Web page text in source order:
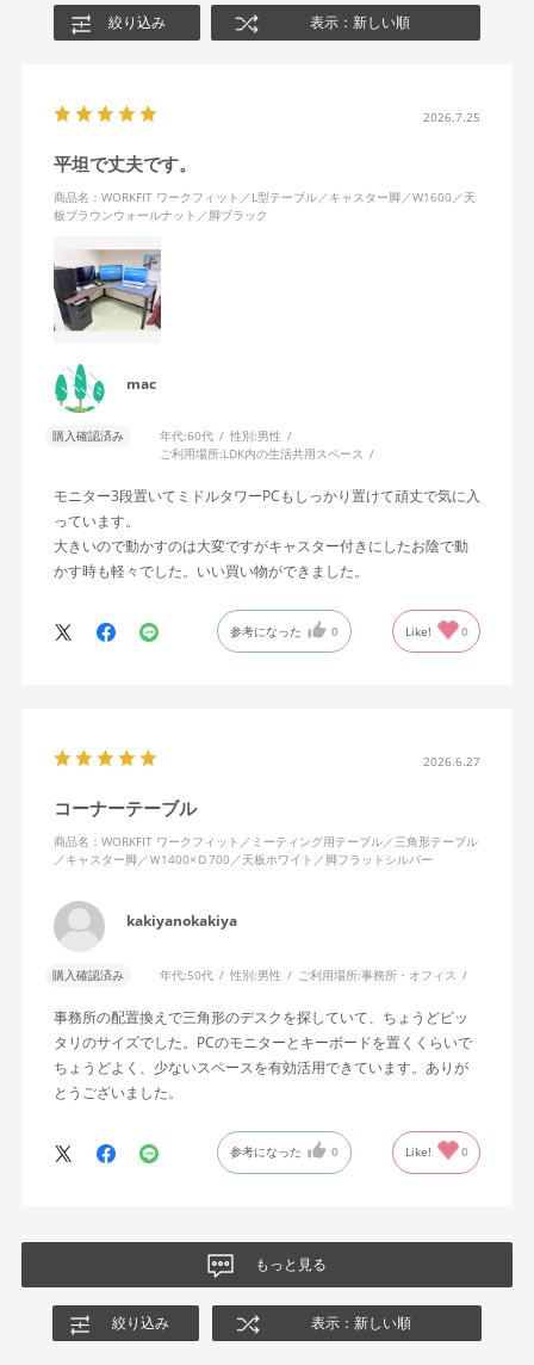
絞り込み 表示：新しい順
2026.7.25
平坦で丈夫です。
商品名：WORKFIT ワークフィット／L型テーブル／キャスター脚／W1600／天
板ブラウンウォールナット／脚ブラック
mac
購入確認済み 年代:60代 性別:男性
ご利用場所:LDK内の生活共用スペース
モニター3段置いてミドルタワーPCもしっかり置けて頑丈で気に入
っています。
大きいので動かすのは大変ですがキャスター付きにしたお陰で動
かす時も軽々でした。いい買い物ができました。
参考になった 0 Like! 0
2026.6.27
コーナーテーブル
商品名：WORKFIT ワークフィット／ミーティング用テーブル／三角形テーブル
／キャスター脚／Ｗ1400×Ｄ700／天板ホワイト／脚フラットシルバー
kakiyanokakiya
購入確認済み 年代:50代 性別:男性 ご利用場所:事務所・オフィス
事務所の配置換えで三角形のデスクを探していて、ちょうどピッ
タリのサイズでした。PCのモニターとキーボードを置くくらいで
ちょうどよく、少ないスペースを有効活用できています。ありが
とうございました。
参考になった 0 Like! 0
もっと見る
絞り込み 表示：新しい順